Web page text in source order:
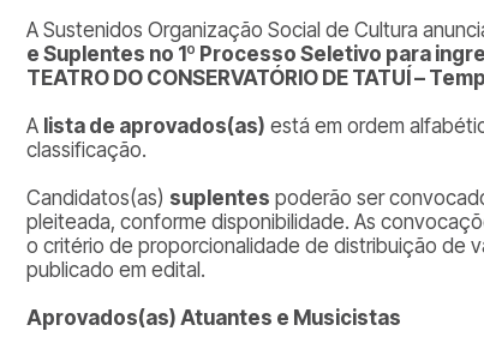
A Sustenidos Organização Social de Cultura
e Suplentes no 1º Processo Seletivo para
TEATRO DO CONSERVATÓRIO DE TATUÍ –
A lista de aprovados(as) está em ordem
classificação.
Candidatos(as) suplentes poderão ser
pleiteada, conforme disponibilidade. As
o critério de proporcionalidade de distribuição de
publicado em edital.
Aprovados(as) Atuantes e Musicistas